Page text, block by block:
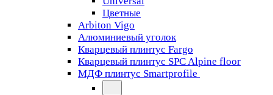
Цветные
Arbiton Vigo
Алюминиевый уголок
Кварцевый плинтус Fargo
Кварцевый плинтус SPC Alpine floor
МДФ плинтус Smartprofile